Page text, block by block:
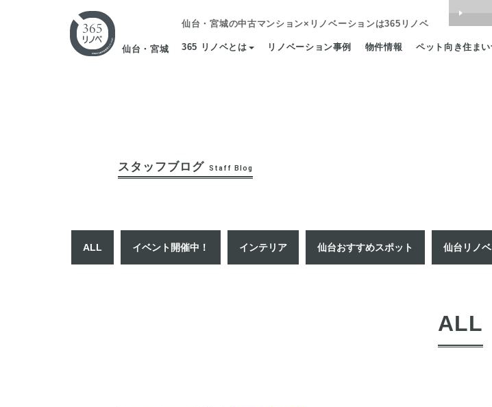
仙台・宮城
仙台・宮城の中古マンション×リノベーションは365リノベ
365 リノベとは リノベーション事例 物件情報 ペット向き住まい
スタッフブログ Staff Blog
ALL イベント開催中！ インテリア 仙台おすすめスポット 仙台リノ
ALL